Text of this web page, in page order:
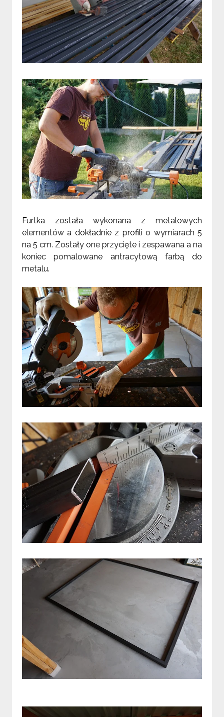
Furtka została wykonana z metalowych
elementów a dokładnie z profili o wymiarach 5
na 5 cm. Zostały one przycięte i zespawana a na
koniec pomalowane antracytową farbą do
metalu.